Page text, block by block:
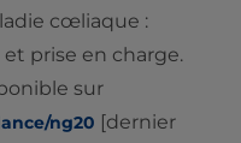
cœliaque :
prise en charge.
sur
ng20 [dernier